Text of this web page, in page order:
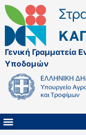
Γενική Γραμματεία
Υποδομών